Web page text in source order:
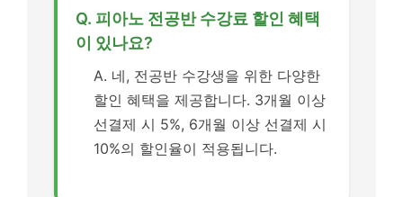
Q. 피아노 전공반 수강료 할인 혜택
이 있나요?
A. 네, 전공반 수강생을 위한 다양한
할인 혜택을 제공합니다. 3개월 이상
선결제 시 5%, 6개월 이상 선결제 시
10%의 할인율이 적용됩니다.